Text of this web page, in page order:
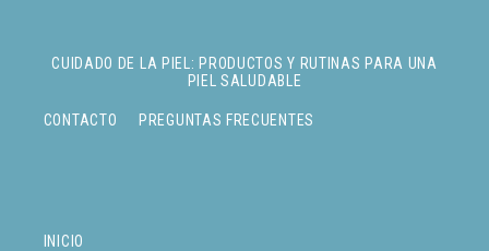
INICIO
CUIDADO DE LA PIEL: PRODUCTOS Y RUTINAS PARA UNA
PIEL SALUDABLE
CONTACTO PREGUNTAS FRECUENTES